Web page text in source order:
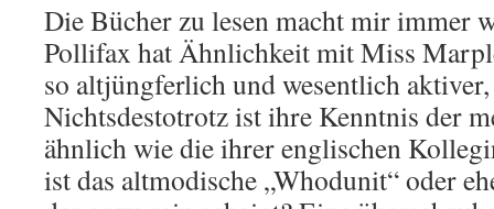
Die Bücher zu lesen macht mir immer
Pollifax hat Ähnlichkeit mit Miss
so altjüngferlich und wesentlich
Nichtsdestotrotz ist ihre Kenntnis der
ähnlich wie die ihrer englischen
ist das altmodische „Whodunit“ oder